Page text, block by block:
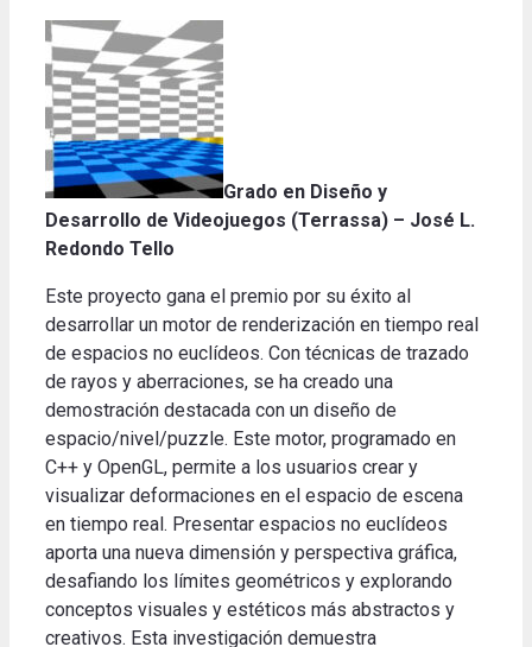
Grado en Diseño y
Desarrollo de Videojuegos (Terrassa) – José L.
Redondo Tello
Este proyecto gana el premio por su éxito al
desarrollar un motor de renderización en tiempo real
de espacios no euclídeos. Con técnicas de trazado
de rayos y aberraciones, se ha creado una
demostración destacada con un diseño de
espacio/nivel/puzzle. Este motor, programado en
C++ y OpenGL, permite a los usuarios crear y
visualizar deformaciones en el espacio de escena
en tiempo real. Presentar espacios no euclídeos
aporta una nueva dimensión y perspectiva gráfica,
desafiando los límites geométricos y explorando
conceptos visuales y estéticos más abstractos y
creativos. Esta investigación demuestra